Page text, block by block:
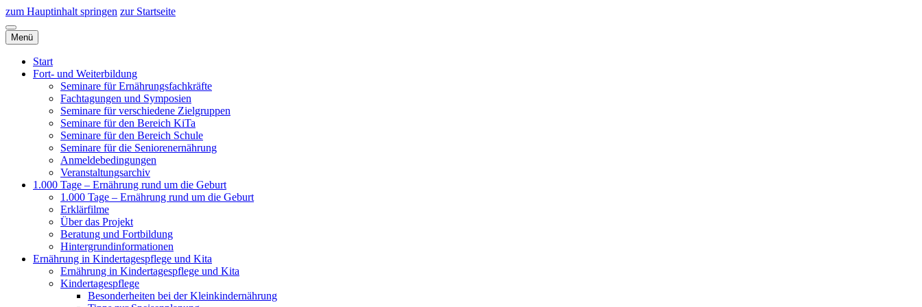
zum Hauptinhalt springen zur Startseite
Menü
Start
Fort- und Weiterbildung
Seminare für Ernährungsfachkräfte
Fachtagungen und Symposien
Seminare für verschiedene Zielgruppen
Seminare für den Bereich KiTa
Seminare für den Bereich Schule
Seminare für die Seniorenernährung
Anmeldebedingungen
Veranstaltungsarchiv
1.000 Tage – Ernährung rund um die Geburt
1.000 Tage – Ernährung rund um die Geburt
Erklärfilme
Über das Projekt
Beratung und Fortbildung
Hintergrundinformationen
Ernährung in Kindertagespflege und Kita
Ernährung in Kindertagespflege und Kita
Kindertagespflege
Besonderheiten bei der Kleinkindernährung